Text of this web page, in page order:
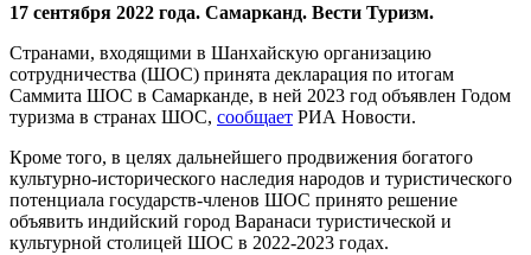
17 сентября 2022 года. Самарканд. Вести Туризм.
Странами, входящими в Шанхайскую организацию
сотрудничества (ШОС) принята декларация по итогам
Саммита ШОС в Самарканде, в ней 2023 год объявлен Годом
туризма в странах ШОС, сообщает РИА Новости.
Кроме того, в целях дальнейшего продвижения богатого
культурно-исторического наследия народов и туристического
потенциала государств-членов ШОС принято решение
объявить индийский город Варанаси туристической и
культурной столицей ШОС в 2022-2023 годах.